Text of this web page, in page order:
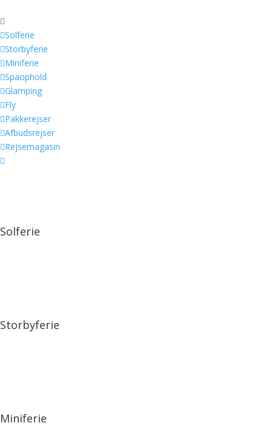

Solferie
Storbyferie
Miniferie
Spaophold
Glamping
Fly
Pakkerejser
Afbudsrejser
Rejsemagasin

Solferie
Storbyferie
Miniferie